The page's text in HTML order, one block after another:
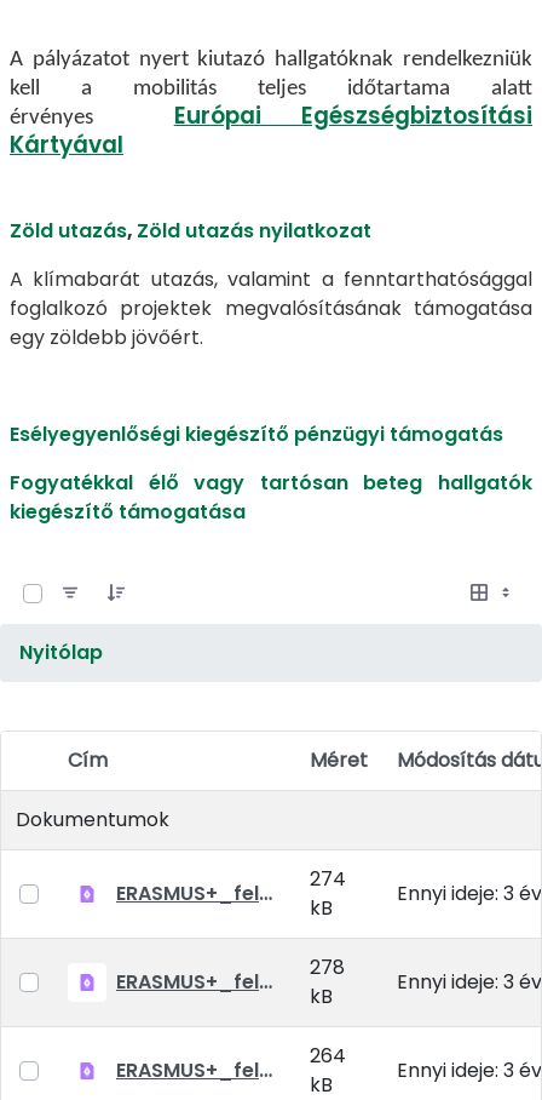
A pályázatot nyert kiutazó hallgatóknak rendelkezniük
kell a mobilitás teljes időtartama alatt
érvényes Európai Egészségbiztosítási
Kártyával
Zöld utazás, Zöld utazás nyilatkozat
A klímabarát utazás, valamint a fenntarthatósággal
foglalkozó projektek megvalósításának támogatása
egy zöldebb jövőért.
Esélyegyenlőségi kiegészítő pénzügyi támogatás
Fogyatékkal élő vagy tartósan beteg hallgatók
kiegészítő támogatása
Nyitólap
Elem kiválasztása
Cím Méret Módosítás
Dokumentumok
ERASMUS+_felhivas_szakmai gyakorlat_2023_2024_v2.pdf
274
kB
Ennyi ideje: 3 év
ERASMUS+_felhivas_reszkepzes_2023_2024 tanev.pdf
278
kB
Ennyi ideje: 3 év
ERASMUS+_felhivas_szakmai gyakorlat_2022_23_oszi_tavaszi_felevre.pdf
264
kB
Ennyi ideje: 3 év